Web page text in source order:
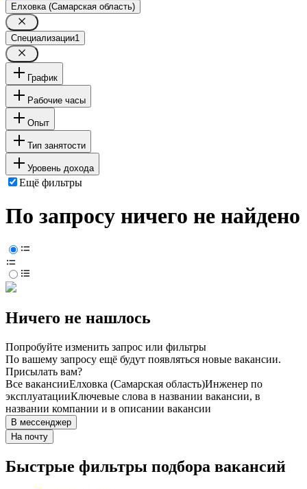
Елховка (Самарская область)
Специализации1
График
Рабочие часы
Опыт
Тип занятости
Уровень дохода
Ещё фильтры
По запросу ничего не найдено
Ничего не нашлось
Попробуйте изменить запрос или фильтры
По вашему запросу ещё будут появляться новые вакансии.
Присылать вам?
Все вакансииЕлховка (Самарская область)Инженер по
эксплуатацииКлючевые слова в названии вакансии, в
названии компании и в описании вакансии
В мессенджер
На почту
Быстрые фильтры подбора вакансий